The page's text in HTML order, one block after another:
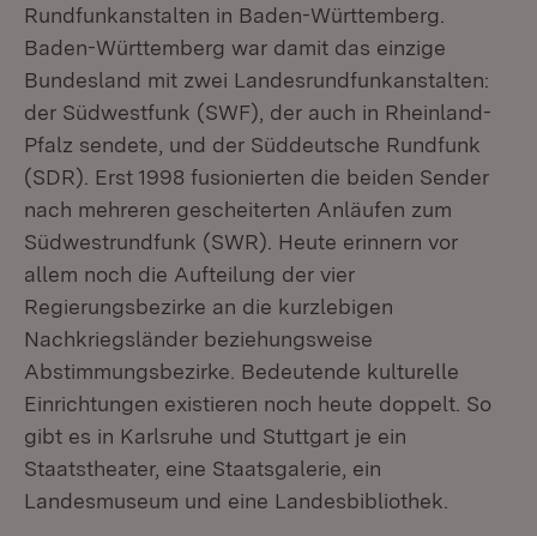
Rundfunkanstalten in Baden-Württemberg.
Baden-Württemberg war damit das einzige
Bundesland mit zwei Landesrundfunkanstalten:
der Südwestfunk (SWF), der auch in Rheinland-
Pfalz sendete, und der Süddeutsche Rundfunk
(SDR). Erst 1998 fusionierten die beiden Sender
nach mehreren gescheiterten Anläufen zum
Südwestrundfunk (SWR). Heute erinnern vor
allem noch die Aufteilung der vier
Regierungsbezirke an die kurzlebigen
Nachkriegsländer beziehungsweise
Abstimmungsbezirke. Bedeutende kulturelle
Einrichtungen existieren noch heute doppelt. So
gibt es in Karlsruhe und Stuttgart je ein
Staatstheater, eine Staatsgalerie, ein
Landesmuseum und eine Landesbibliothek.